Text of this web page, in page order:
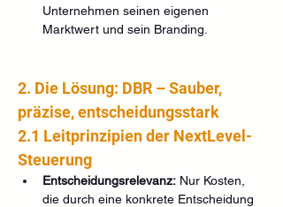
Unternehmen seinen eigenen
Marktwert und sein Branding.
2. Die Lösung: DBR – Sauber,
präzise, entscheidungsstark
2.1 Leitprinzipien der NextLevel-
Steuerung
Entscheidungsrelevanz: Nur Kosten,
die durch eine konkrete Entscheidung